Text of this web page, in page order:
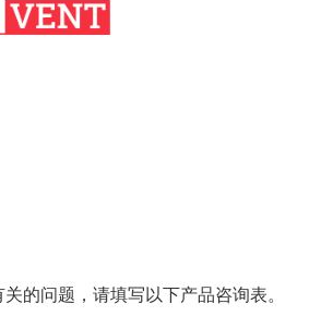
的问题，请填写以下产品咨询表。